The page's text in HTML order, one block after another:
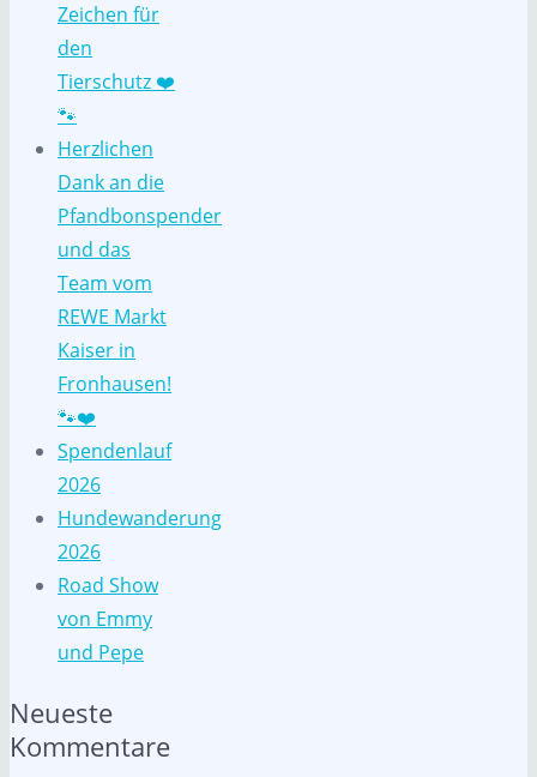
Zeichen für
den
Tierschutz ❤️
🐾
Herzlichen
Dank an die
Pfandbonspender
und das
Team vom
REWE Markt
Kaiser in
Fronhausen!
🐾❤️
Spendenlauf
2026
Hundewanderung
2026
Road Show
von Emmy
und Pepe
Neueste
Kommentare